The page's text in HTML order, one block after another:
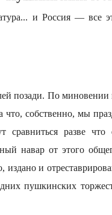
и Россия —
позади. По миновении
что, собственно, мы
сравниться разве
навар от этого
издано и
пушкинских